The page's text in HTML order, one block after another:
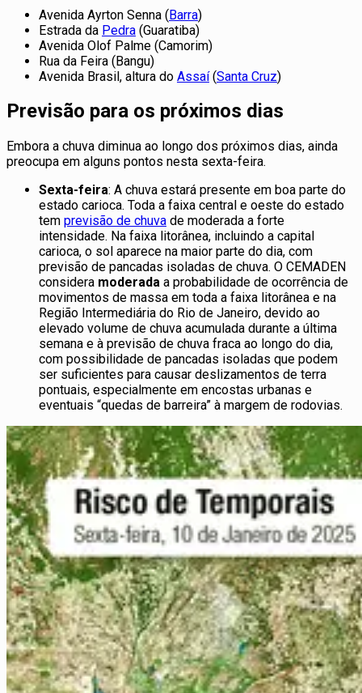
Avenida Ayrton Senna (Barra)
Estrada da Pedra (Guaratiba)
Avenida Olof Palme (Camorim)
Rua da Feira (Bangu)
Avenida Brasil, altura do Assaí(Santa Cruz)
Previsão para os próximos dias
Embora a chuva diminua ao longo dos próximos dias, ainda
preocupa em alguns pontos nesta sexta-feira.
Sexta-feira: A chuva estará presente em boa parte do
estado carioca. Toda a faixa central e oeste do estado
tem previsão de chuva de moderada a forte
intensidade. Na faixa litorânea, incluindo a capital
carioca, o sol aparece na maior parte do dia, com
previsão de pancadas isoladas de chuva. O CEMADEN
considera moderada a probabilidade de ocorrência de
movimentos de massa em toda a faixa litorânea e na
Região Intermediária do Rio de Janeiro, devido ao
elevado volume de chuva acumulada durante a última
semana e à previsão de chuva fraca ao longo do dia,
com possibilidade de pancadas isoladas que podem
ser suficientes para causar deslizamentos de terra
pontuais, especialmente em encostas urbanas e
eventuais “quedas de barreira” à margem de rodovias.